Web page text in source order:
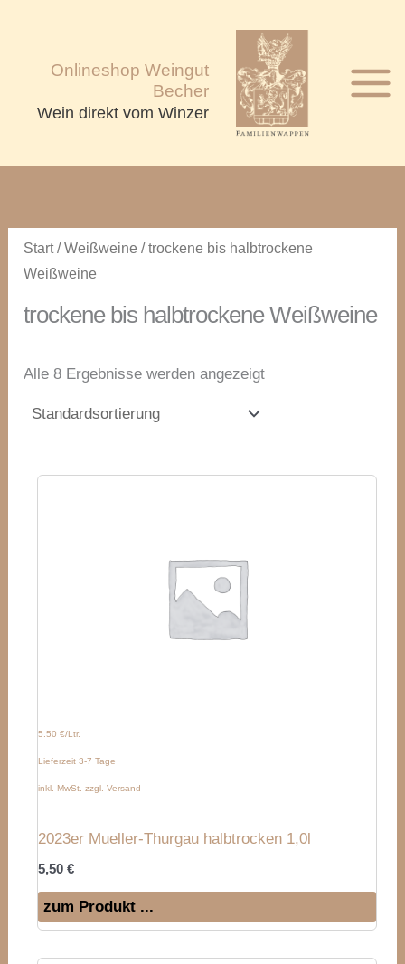
springenOnlineshop Weingut
Becher
Wein direkt vom Winzer
Start/Weißweine / trockene bis halbtrockene
Weißweine
trockene bis halbtrockene Weißweine
Alle 8 Ergebnisse werden angezeigt
5.50 €/Ltr.
Lieferzeit 3-7 Tage
inkl. MwSt. zzgl. Versand
2023er Mueller-Thurgau halbtrocken 1,0l
5,50€
zum Produkt ...